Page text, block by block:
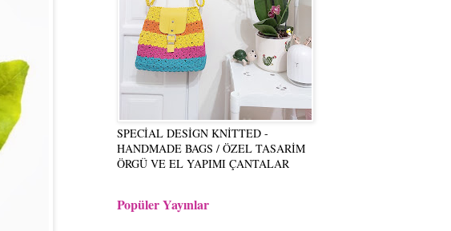
SPECİAL DESİGN KNİTTED -
HANDMADE BAGS / ÖZEL TASARİM
ÖRGÜ VE EL YAPIMI ÇANTALAR
Popüler Yayınlar